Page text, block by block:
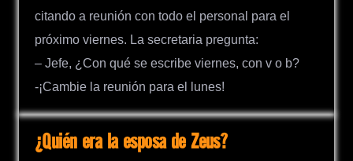
citando a reunión con todo el personal para el
próximo viernes. La secretaria pregunta:
– Jefe, ¿Con qué se escribe viernes, con v o b?
-¡Cambie la reunión para el lunes!
¿Quién era la esposa de Zeus?